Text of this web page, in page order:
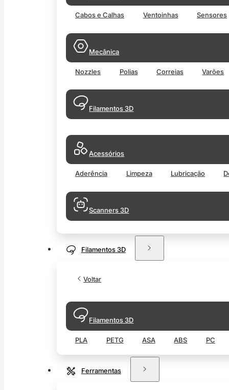
Cabos e Calhas Ventoinhas Sensores
Mecânica
Nozzles Polias Correias Varões
Filamentos 3D
Acessórios
Aderência Limpeza Lubricação
Scanners 3D
Filamentos 3D
Voltar
Filamentos 3D
PLA PETG ASA ABS PC
Ferramentas